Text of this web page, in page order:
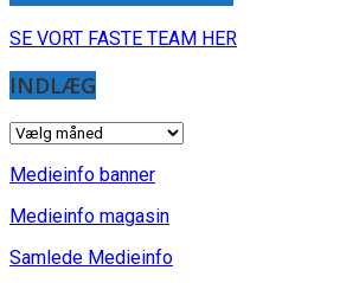
SE VORT FASTE TEAM HER
INDLÆG
INDLÆG
Medieinfo banner
Medieinfo magasin
Samlede Medieinfo